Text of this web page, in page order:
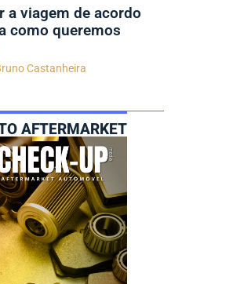
a viagem de acordo
como queremos
Castanheira
AFTERMARKET